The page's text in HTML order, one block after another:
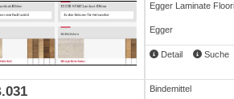
Egger Laminate
Egger
Detail Suche
Bindemittel